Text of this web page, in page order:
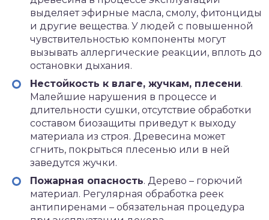
выделяет эфирные масла, смолу, фитонциды
и другие вещества. У людей с повышенной
чувствительностью компоненты могут
вызывать аллергические реакции, вплоть до
остановки дыхания.
Нестойкость к влаге, жучкам, плесени.
Малейшие нарушения в процессе и
длительности сушки, отсутствие обработки
составом биозащиты приведут к выходу
материала из строя. Древесина может
сгнить, покрыться плесенью или в ней
заведутся жучки.
Пожарная опасность. Дерево – горючий
материал. Регулярная обработка реек
антипиренами – обязательная процедура